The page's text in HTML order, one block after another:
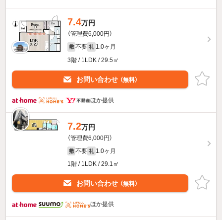
7.4万円
（管理費6,000円）
敷 不要 礼 1.0ヶ月
3階 / 1LDK / 29.5㎡
お問い合わせ （無料）
ほか提供
7.2万円
（管理費6,000円）
敷 不要 礼 1.0ヶ月
1階 / 1LDK / 29.1㎡
お問い合わせ （無料）
ほか提供